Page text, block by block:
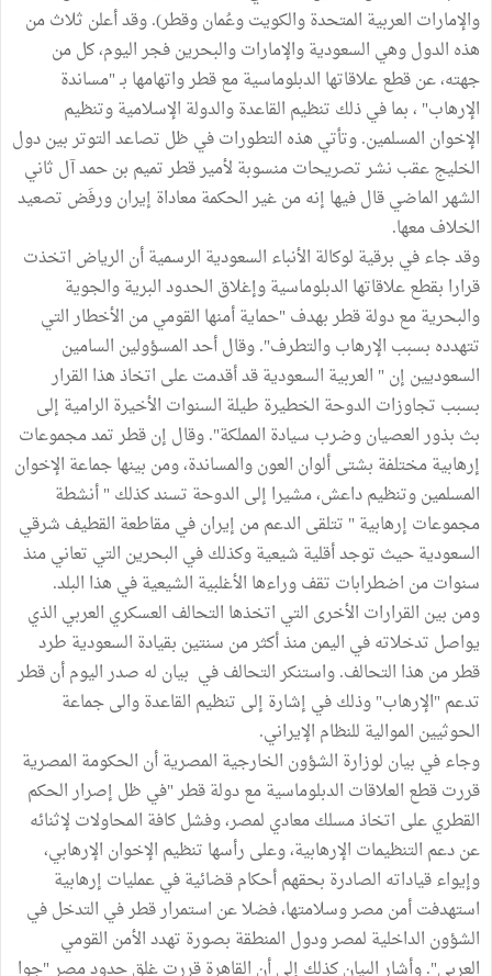
والإمارات العربية المتحدة والكويت وعُمان وقطر). وقد أعلن ثلاث من
هذه الدول وهي السعودية والإمارات والبحرين فجر اليوم، كل من
جهته، عن قطع علاقاتها الدبلوماسية مع قطر واتهامها بـ "مساندة
الإرهاب" ، بما في ذلك تنظيم القاعدة والدولة الإسلامية وتنظيم
الإخوان المسلمين. وتأتي هذه التطورات في ظل تصاعد التوتر بين دول
الخليج عقب نشر تصريحات منسوبة لأمير قطر تميم بن حمد آل ثاني
الشهر الماضي قال فيها إنه من غير الحكمة معاداة إيران ورفَض تصعيد
الخلاف معها.
وقد جاء في برقية لوكالة الأنباء السعودية الرسمية أن الرياض اتخذت
قرارا بقطع علاقاتها الدبلوماسية وإغلاق الحدود البرية والجوية
والبحرية مع دولة قطر بهدف "حماية أمنها القومي من الأخطار التي
تتهدده بسبب الإرهاب والتطرف". وقال أحد المسؤولين السامين
السعوديين إن " العربية السعودية قد أقدمت على اتخاذ هذا القرار
بسبب تجاوزات الدوحة الخطيرة طيلة السنوات الأخيرة الرامية إلى
بث بذور العصيان وضرب سيادة المملكة". وقال إن قطر تمد مجموعات
إرهابية مختلفة بشتى ألوان العون والمساندة، ومن بينها جماعة الإخوان
المسلمين وتنظيم داعش، مشيرا إلى الدوحة تسند كذلك " أنشطة
مجموعات إرهابية " تتلقى الدعم من إيران في مقاطعة القطيف شرقي
السعودية حيث توجد أقلية شيعية وكذلك في البحرين التي تعاني منذ
سنوات من اضطرابات تقف وراءها الأغلبية الشيعية في هذا البلد.
ومن بين القرارات الأخرى التي اتخذها التحالف العسكري العربي الذي
يواصل تدخلاته في اليمن منذ أكثر من سنتين بقيادة السعودية طرد
قطر من هذا التحالف. واستنكر التحالف في بيان له صدر اليوم أن قطر
تدعم "الإرهاب" وذلك في إشارة إلى تنظيم القاعدة والى جماعة
الحوثيين الموالية للنظام الإيراني.
وجاء في بيان لوزارة الشؤون الخارجية المصرية أن الحكومة المصرية
قررت قطع العلاقات الدبلوماسية مع دولة قطر "في ظل إصرار الحكم
القطري على اتخاذ مسلك معادي لمصر، وفشل كافة المحاولات لإثنائه
عن دعم التنظيمات الإرهابية، وعلى رأسها تنظيم الإخوان الإرهابي،
وإيواء قياداته الصادرة بحقهم أحكام قضائية في عمليات إرهابية
استهدفت أمن مصر وسلامتها، فضلا عن استمرار قطر في التدخل في
الشؤون الداخلية لمصر ودول المنطقة بصورة تهدد الأمن القومي